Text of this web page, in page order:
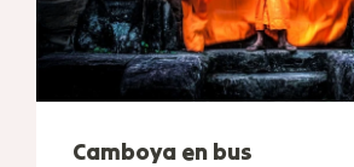
Camboya en bus